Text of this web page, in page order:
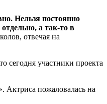
Нельзя постоянно
а так-то в
отвечая на
сегодня участники проекта
Актриса пожаловалась на